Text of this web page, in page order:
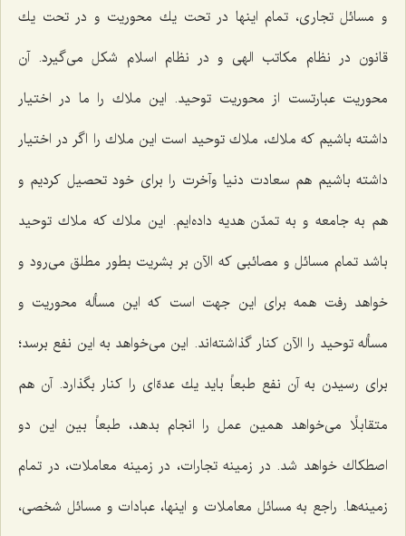
و مسائل تجاری، تمام اینها در تحت یك محوریت و در تحت یك
قانون در نظام مكاتب الهی و در نظام اسلام شكل می‌گیرد. آن
محوریت عبارتست از محوریت توحید. این ملاك را ما در اختیار
داشته باشیم كه ملاك، ملاك توحید است این ملاك را اگر در اختیار
داشته باشیم هم سعادت دنیا وآخرت را برای خود تحصیل كردیم و
هم به جامعه و به تمدّن هدیه داده‌ایم. این ملاك كه ملاك توحید
باشد تمام مسائل و مصائبی كه الآن بر بشریت بطور مطلق می‌رود و
خواهد رفت همه برای این جهت است كه این مسأله محوریت و
مسأله توحید را الآن كنار گذاشته‌اند. این می‌خواهد به این نفع برسد؛
برای رسیدن به آن نفع طبعاً باید یك عدهّ‌ای را كنار بگذارد. آن هم
متقابلًا می‌خواهد همین عمل را انجام بدهد، طبعاً بین این دو
اصطكاك خواهد شد. در زمینه تجارات، در زمینه معاملات، در تمام
زمینه‌ها. راجع به مسائل معاملات و اینها، عبادات و مسائل شخصی،